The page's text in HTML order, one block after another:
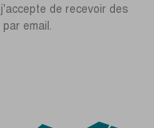
de recevoir des
email.